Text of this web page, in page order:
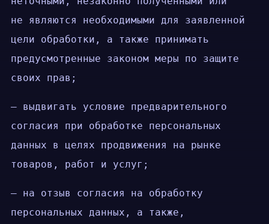
не являются необходимыми для заявленной
цели обработки, а также принимать
предусмотренные законом меры по защите
своих прав;
— выдвигать условие предварительного
согласия при обработке персональных
данных в целях продвижения на рынке
товаров, работ и услуг;
— на отзыв согласия на обработку
персональных данных, а также,